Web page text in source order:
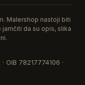
Malershop nastoji biti
da su opis, slika
OIB 78217774106 ·